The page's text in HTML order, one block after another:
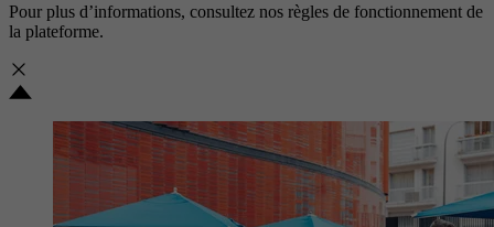
Pour plus d’informations, consultez nos règles de fonctionnement de
la plateforme.